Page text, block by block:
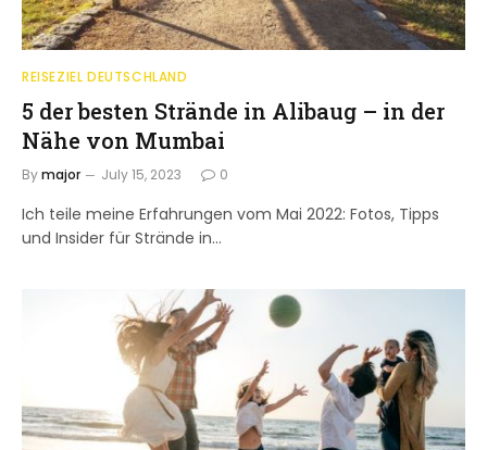
REISEZIEL DEUTSCHLAND
5 der besten Strände in Alibaug – in der
Nähe von Mumbai
Bymajor July 15, 2023 0
Ich teile meine Erfahrungen vom Mai 2022: Fotos, Tipps
und Insider für Strände in…